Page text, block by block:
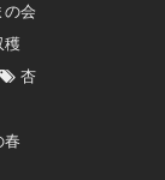
の会
穫
杏
春